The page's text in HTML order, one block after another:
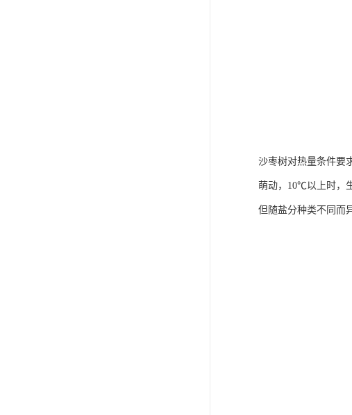
沙枣树对热量条件要
萌动，10℃以上时，
但随盐分种类不同而